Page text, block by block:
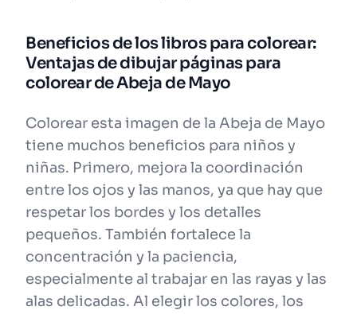
Beneficios de los libros para colorear:
Ventajas de dibujar páginas para
colorear de Abeja de Mayo
Colorear esta imagen de la Abeja de Mayo
tiene muchos beneficios para niños y
niñas. Primero, mejora la coordinación
entre los ojos y las manos, ya que hay que
respetar los bordes y los detalles
pequeños. También fortalece la
concentración y la paciencia,
especialmente al trabajar en las rayas y las
alas delicadas. Al elegir los colores, los